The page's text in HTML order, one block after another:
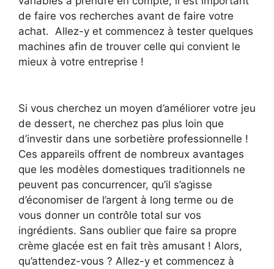
de faire vos recherches avant de faire votre
achat. Allez-y et commencez à tester quelques
machines afin de trouver celle qui convient le
mieux à votre entreprise !
Si vous cherchez un moyen d’améliorer votre jeu
de dessert, ne cherchez pas plus loin que
d’investir dans une sorbetière professionnelle !
Ces appareils offrent de nombreux avantages
que les modèles domestiques traditionnels ne
peuvent pas concurrencer, qu’il s’agisse
d’économiser de l’argent à long terme ou de
vous donner un contrôle total sur vos
ingrédients. Sans oublier que faire sa propre
crème glacée est en fait très amusant ! Alors,
qu’attendez-vous ? Allez-y et commencez à